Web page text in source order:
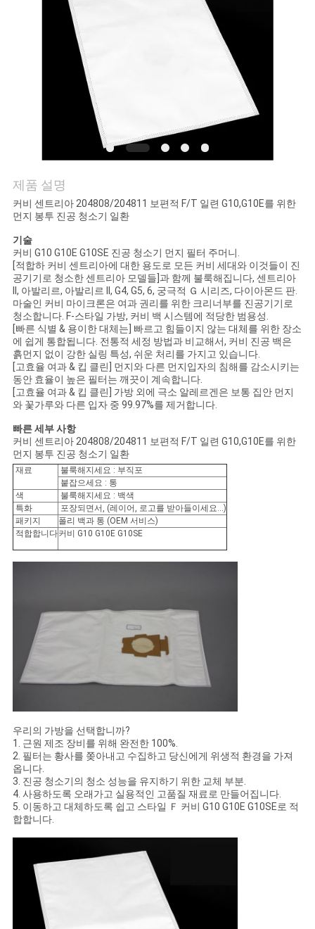
세
요
인
용
문
을
요
구
하
세
요
사
PRIVACY
제품 설명
커비 센트리아 204808/204811 보편적 F/T 일련 G10,G10E를 위한
먼지 봉투 진공 청소기 일환
기술
커비 G10 G10E G10SE 진공 청소기 먼지 필터 주머니.
[적합하 커비 센트리아에 대한 용도로 모든 커비 세대와 이것들이 진
공기기로 청소한 센트리아 모델들]과 함께 불룩해집니다, 센트리아
II, 아발리르, 아발리르 II, G4, G5, 6, 궁극적 Ｇ 시리즈, 다이아몬드 판.
마술인 커비 마이크론은 여과 권리를 위한 크리너부를 진공기기로
청소합니다. F-스타일 가방, 커비 백 시스템에 적당한 범용성.
[빠른 식별 & 용이한 대체는] 빠르고 힘들이지 않는 대체를 위한 장소
에 쉽게 통합됩니다. 전통적 세정 방법과 비교해서, 커비 진공 백은
흙먼지 없이 강한 실링 특성, 쉬운 처리를 가지고 있습니다.
[고효율 여과 & 킵 클린] 먼지와 다른 먼지입자의 침해를 감소시키는
동안 효율이 높은 필터는 깨끗이 계속합니다.
[고효율 여과 & 킵 클린] 가방 외에 극소 알레르겐은 보통 집안 먼지
와 꽃가루와 다른 입자 중 99.97%를 제거합니다.
빠른 세부 사항
커비 센트리아 204808/204811 보편적 F/T 일련 G10,G10E를 위한
먼지 봉투 진공 청소기 일환
재료
불룩해지세요 : 부직포
붙잡으세요 : 통
색
불룩해지세요 : 백색
특화
포장되면서, (레이어, 로고를 받아들이세요...)
패키지
폴리 백과 통 (OEM 서비스)
적합합니다커비 G10 G10E G10SE
우리의 가방을 선택합니까?
1. 근원 제조 장비를 위해 완전한 100%.
2. 필터는 황사를 쫒아내고 수집하고 당신에게 위생적 환경을 가져
옵니다.
3. 진공 청소기의 청소 성능을 유지하기 위한 교체 부분.
4. 사용하도록 오래가고 실용적인 고품질 재료로 만들어집니다.
5. 이동하고 대체하도록 쉽고 스타일 Ｆ 커비 G10 G10E G10SE로 적
합합니다.